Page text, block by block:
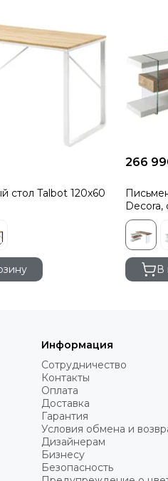
стол Talbot 120x60
266
Decora,
В
Информация
Сотрудничество
Контакты
Оплата
Доставка
Гарантия
Условия обмена и
Дизайнерам
Бизнесу
Безопасность